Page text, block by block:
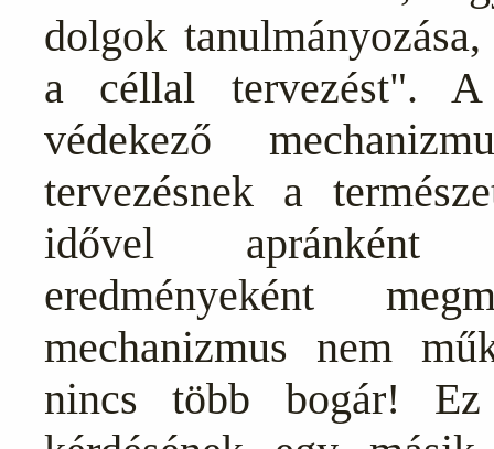
dolgok
a céllal tervezést". A
védekező
tervezésnek a
idővel apránként
eredményeként
mechanizmus nem
nincs több bogár!